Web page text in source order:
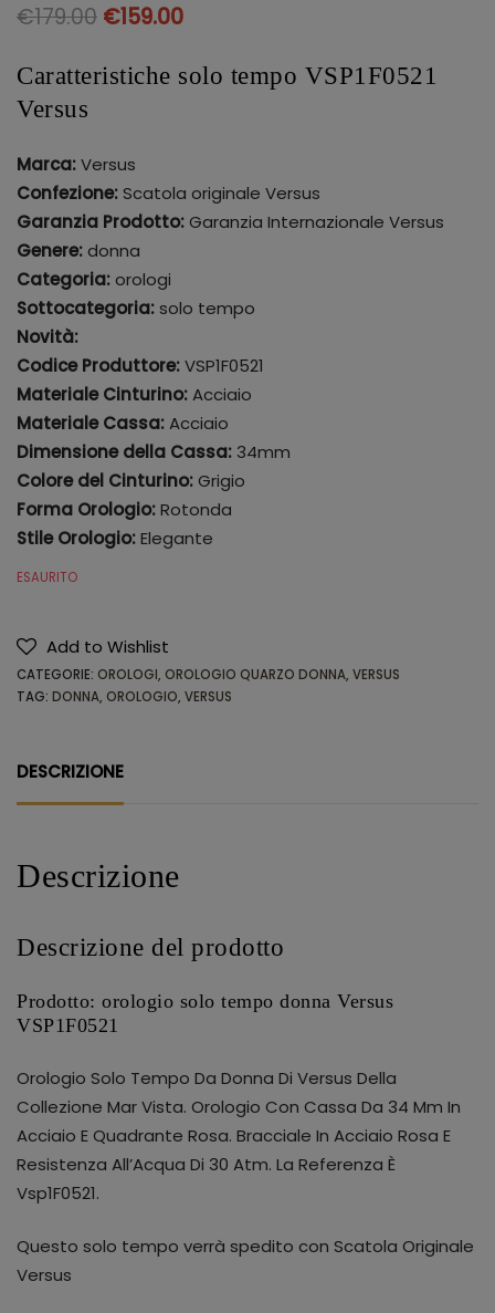
€179.00 €159.00
Caratteristiche solo tempo VSP1F0521
Versus
Marca:Versus
Confezione:Scatola originale Versus
Garanzia Prodotto:Garanzia Internazionale Versus
Genere:donna
Categoria:orologi
Sottocategoria: solo tempo
Novità:
Codice Produttore:VSP1F0521
Materiale Cinturino:Acciaio
Materiale Cassa:Acciaio
Dimensione della Cassa: 34mm
Colore del Cinturino:Grigio
Forma Orologio:Rotonda
Stile Orologio:Elegante
ESAURITO
Add to Wishlist
CATEGORIE: OROLOGI, OROLOGIO QUARZO DONNA, VERSUS
TAG: DONNA, OROLOGIO, VERSUS
DESCRIZIONE
Descrizione
Descrizione del prodotto
Prodotto: orologio solo tempo donna Versus
VSP1F0521
Orologio Solo Tempo Da Donna Di Versus Della
Collezione Mar Vista. Orologio Con Cassa Da 34 Mm In
Acciaio E Quadrante Rosa. Bracciale In Acciaio Rosa E
Resistenza All’Acqua Di 30 Atm. La Referenza È
Vsp1F0521.
Questo solo tempo verrà spedito con Scatola Originale
Versus